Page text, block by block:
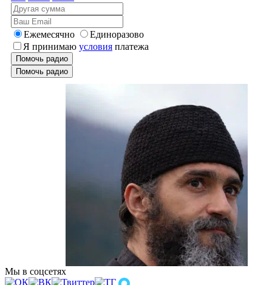
Ежемесячно
Единоразово
Я принимаю условия платежа
Помочь радио
Помочь радио
Мы в соцсетях